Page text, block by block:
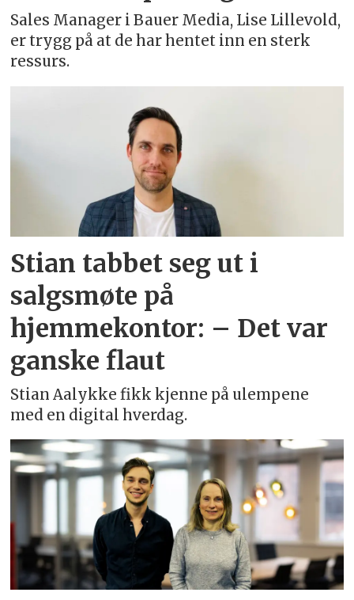
Sales Manager i Bauer Media, Lise Lillevold,
er trygg på at de har hentet inn en sterk
ressurs.
Stian tabbet seg ut i
salgsmøte på
hjemmekontor: – Det var
ganske flaut
Stian Aalykke fikk kjenne på ulempene
med en digital hverdag.